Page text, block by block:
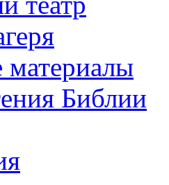
материалы
Библии